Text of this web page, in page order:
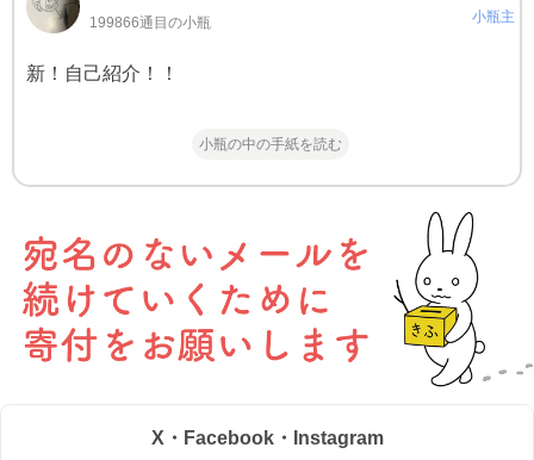
199866通目の小瓶 小瓶主
新！自己紹介！！
小瓶の中の手紙を読む
X・Facebook・Instagram